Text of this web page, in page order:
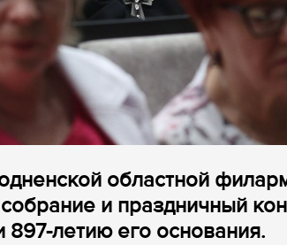
областной
и праздничный
897-летию его основания.